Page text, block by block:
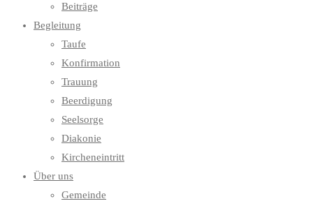
Beiträge
Begleitung
Taufe
Konfirmation
Trauung
Beerdigung
Seelsorge
Diakonie
Kircheneintritt
Über uns
Gemeinde